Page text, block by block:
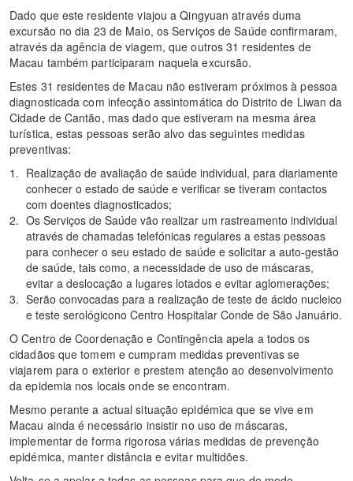
Dado que este residente viajou a Qingyuan através duma
excursão no dia 23 de Maio, os Serviços de Saúde confirmaram,
através da agência de viagem, que outros 31 residentes de
Macau também participaram naquela excursão.
Estes 31 residentes de Macau não estiveram próximos à pessoa
diagnosticada com infecção assintomática do Distrito de Liwan da
Cidade de Cantão, mas dado que estiveram na mesma área
turística, estas pessoas serão alvo das seguintes medidas
preventivas:
Realização de avaliação de saúde individual, para diariamente
conhecer o estado de saúde e verificar se tiveram contactos
com doentes diagnosticados;
Os Serviços de Saúde vão realizar um rastreamento individual
através de chamadas telefónicas regulares a estas pessoas
para conhecer o seu estado de saúde e solicitar a auto-gestão
de saúde, tais como, a necessidade de uso de máscaras,
evitar a deslocação a lugares lotados e evitar aglomerações;
Serão convocadas para a realização de teste de ácido nucleico
e teste serológicono Centro Hospitalar Conde de São Januário.
O Centro de Coordenação e Contingência apela a todos os
cidadãos que tomem e cumpram medidas preventivas se
viajarem para o exterior e prestem atenção ao desenvolvimento
da epidemia nos locais onde se encontram.
Mesmo perante a actual situação epidémica que se vive em
Macau ainda é necessário insistir no uso de máscaras,
implementar de forma rigorosa várias medidas de prevenção
epidémica, manter distância e evitar multidões.